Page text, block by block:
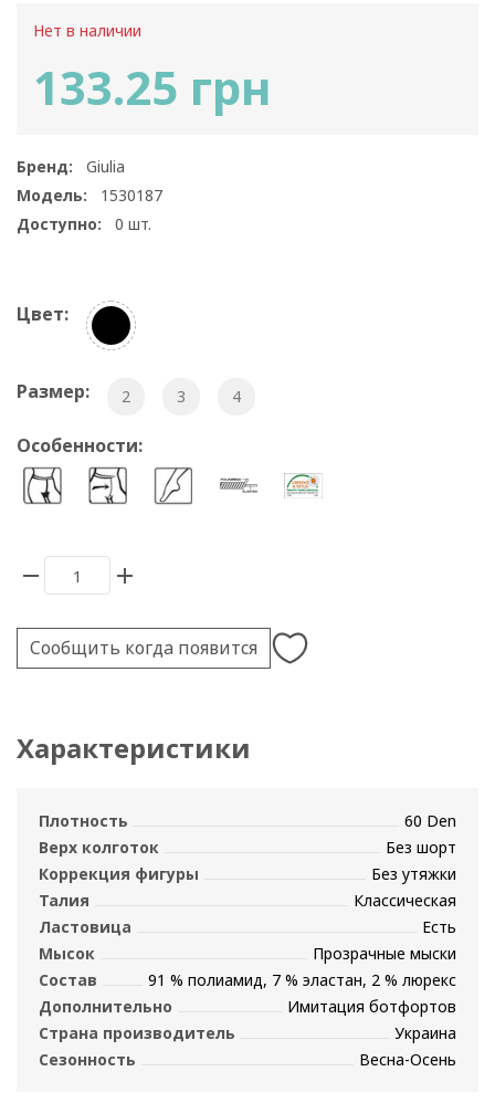
Нет в наличии
133.25 грн
Бренд:
Giulia
Модель:
1530187
Доступно:
0 шт.
Цвет:
Размер: 2 3 4
Особенности:
Сообщить когда появится
Характеристики
Плотность
60 Den
Верх колготок
Без шорт
Коррекция фигуры
Без утяжки
Талия
Классическая
Ластовица
Есть
Мысок
Прозрачные мыски
Состав
91 % полиамид, 7 % эластан, 2 % люрекс
Дополнительно
Имитация ботфортов
Страна производитель
Украина
Сезонность
Весна-Осень